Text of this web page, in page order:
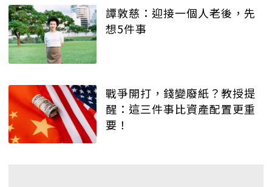
譚敦慈：迎接一個人老後，先
想5件事
戰爭開打，錢變廢紙？教授提
醒：這三件事比資產配置更重
要！